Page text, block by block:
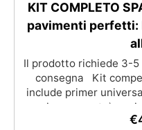
KIT COMPLETO
pavimenti perfetti:
Il prodotto richiede 3-
consegna Kit
include primer
microcemento)
pronto all'uso!
€